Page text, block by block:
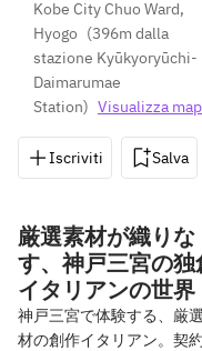
Kobe City Chuo Ward,
Hyogo (396m dalla
stazione Kyūkyoryūchi-
Daimarumae
Station) Visualizza
Iscriviti Salva
厳選素材が織りな
す、神戸三宮の独
イタリアンの世界
神戸三宮で体験する、厳
材の創作イタリアン。契